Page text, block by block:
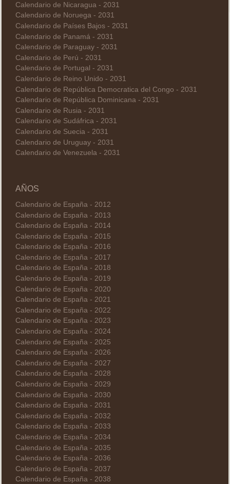
Calendario de Nicaragua - 2031
Calendario de Noruega - 2031
Calendario de Países Bajos - 2031
Calendario de Panamá - 2031
Calendario de Paraguay - 2031
Calendario de Perú - 2031
Calendario de Portugal - 2031
Calendario de Reino Unido - 2031
Calendario de República Democratica del Congo - 2031
Calendario de República Dominicana - 2031
Calendario de Rusia - 2031
Calendario de Sudáfrica - 2031
Calendario de Suecia - 2031
Calendario de Uruguay - 2031
Calendario de Venezuela - 2031
AÑOS
Calendario de España - 2012
Calendario de España - 2013
Calendario de España - 2014
Calendario de España - 2015
Calendario de España - 2016
Calendario de España - 2017
Calendario de España - 2018
Calendario de España - 2019
Calendario de España - 2020
Calendario de España - 2021
Calendario de España - 2022
Calendario de España - 2023
Calendario de España - 2024
Calendario de España - 2025
Calendario de España - 2026
Calendario de España - 2027
Calendario de España - 2028
Calendario de España - 2029
Calendario de España - 2030
Calendario de España - 2031
Calendario de España - 2032
Calendario de España - 2033
Calendario de España - 2034
Calendario de España - 2035
Calendario de España - 2036
Calendario de España - 2037
Calendario de España - 2038